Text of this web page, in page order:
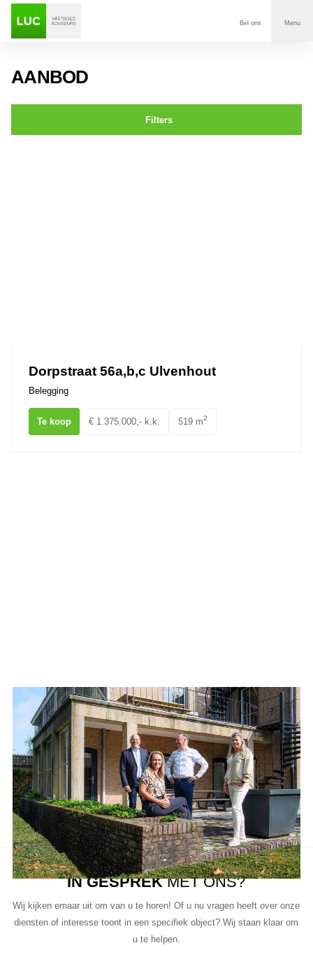
Bel ons Menu
AANBOD
Filters
Dorpstraat 56a,b,c Ulvenhout
Belegging
Te koop € 1.375.000,- k.k. 519 m2
Aanbod van LUC
Neem de tijd om onze lijst met beschikbare object te bekijken en
aarzel niet om contact met ons op te nemen als u vragen heeft, meer
informatie wilt of een bezichtiging wil plannen.
Ons team van vastgoedprofessionals staat klaar om u te helpen bij
elke stap van het proces.
IN GESPREKMET ONS?
Wij kijken ernaar uit om van u te horen! Of u nu vragen heeft over onze
diensten of interesse toont in een specifiek object? Wij staan klaar om
u te helpen.